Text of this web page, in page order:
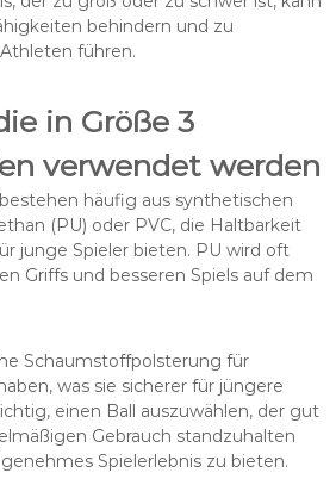
behindern und zu
führen.
in Größe 3
verwendet werden
bestehen häufig aus synthetischen
(PU) oder PVC, die Haltbarkeit
junge Spieler bieten. PU wird oft
Griffs und besseren Spiels auf dem
Schaumstoffpolsterung für
was sie sicherer für jüngere
einen Ball auszuwählen, der gut
Gebrauch standzuhalten
Spielerlebnis zu bieten.